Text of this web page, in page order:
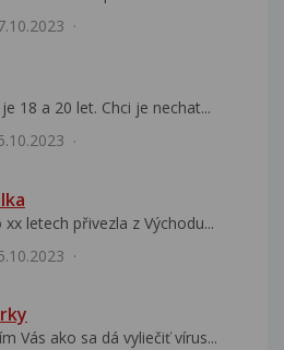
18 a 20 let. Chci je nechat...
letech přivezla z Východu...
Vás ako sa dá vyliečiť vírus...